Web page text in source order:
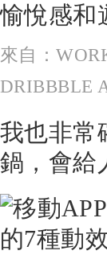
愉悅感和
來自：
DRIBBBLE
我也非常
鍋，會給